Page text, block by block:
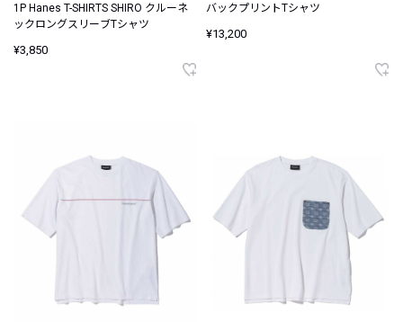
1P Hanes T-SHIRTS SHIRO クルーネ
ックロングスリーブTシャツ
¥3,850
バックプリントTシャツ
¥13,200